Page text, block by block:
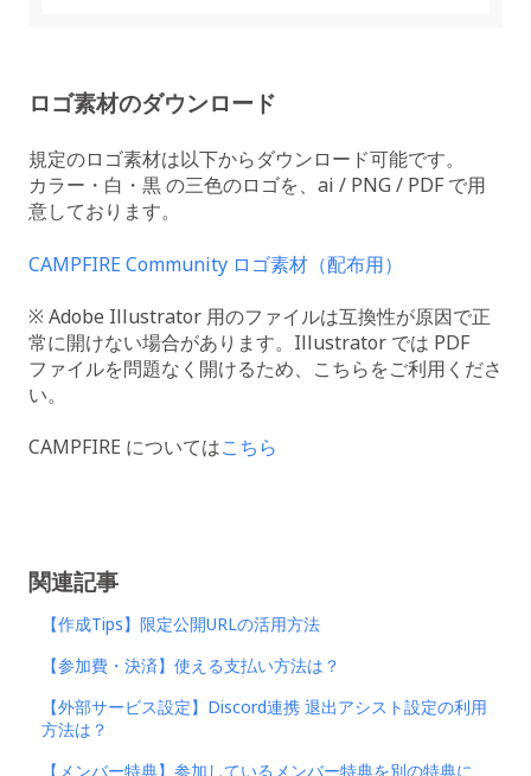
ロゴ素材のダウンロード
規定のロゴ素材は以下からダウンロード可能です。
カラー・白・黒 の三色のロゴを、ai / PNG / PDF で用
意しております。
CAMPFIRE Community ロゴ素材（配布用）
※ Adobe Illustrator 用のファイルは互換性が原因で正
常に開けない場合があります。Illustrator では PDF
ファイルを問題なく開けるため、こちらをご利用くださ
い。
CAMPFIRE についてはこちら
関連記事
【作成Tips】限定公開URLの活用方法
【参加費・決済】使える支払い方法は？
【外部サービス設定】Discord連携 退出アシスト設定の利用
方法は？
【メンバー特典】参加しているメンバー特典を別の特典に